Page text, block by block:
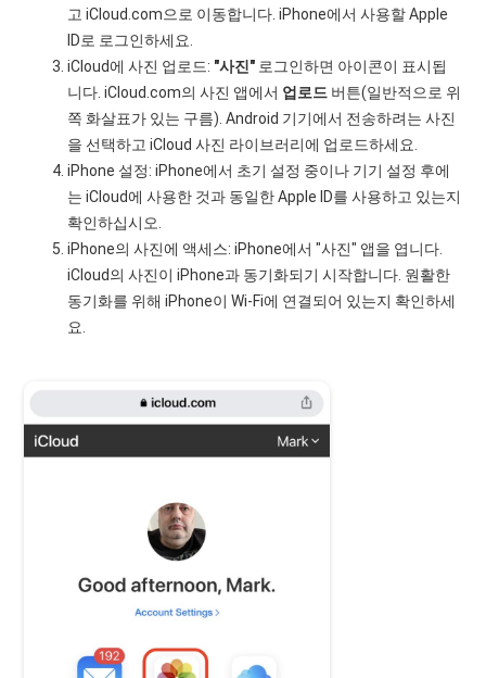
고 iCloud.com으로 이동합니다. iPhone에서 사용할 Apple
ID로 로그인하세요.
iCloud에 사진 업로드: "사진" 로그인하면 아이콘이 표시됩
니다. iCloud.com의 사진 앱에서 업로드 버튼(일반적으로 위
쪽 화살표가 있는 구름). Android 기기에서 전송하려는 사진
을 선택하고 iCloud 사진 라이브러리에 업로드하세요.
iPhone 설정: iPhone에서 초기 설정 중이나 기기 설정 후에
는 iCloud에 사용한 것과 동일한 Apple ID를 사용하고 있는지
확인하십시오.
iPhone의 사진에 액세스: iPhone에서 "사진" 앱을 엽니다.
iCloud의 사진이 iPhone과 동기화되기 시작합니다. 원활한
동기화를 위해 iPhone이 Wi-Fi에 연결되어 있는지 확인하세
요.